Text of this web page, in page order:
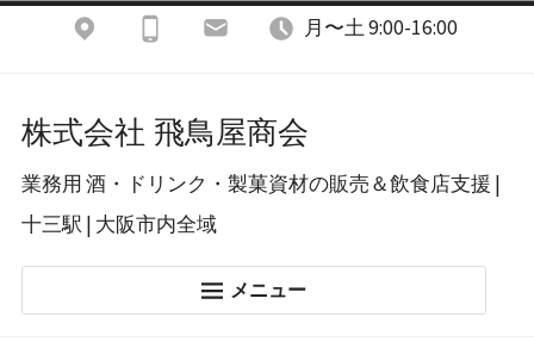
ン
ツ
へ
ス
キ
月〜土 9:00-16:00
株式会社 飛鳥屋商会
業務用 酒・ドリンク・製菓資材の販売＆飲食店支援 |
十三駅 | 大阪市内全域
メニュー